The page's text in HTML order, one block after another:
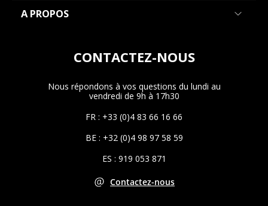
A PROPOS
CONTACTEZ-NOUS
Nous répondons à vos questions du lundi au
vendredi de 9h à 17h30
FR : +33 (0)4 83 66 16 66
BE : +32 (0)4 98 97 58 59
ES : 919 053 871
Contactez-nous